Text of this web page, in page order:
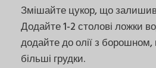
Змішайте цукор, що
Додайте 1-2 столові ложки
додайте до олії з
більші грудки.